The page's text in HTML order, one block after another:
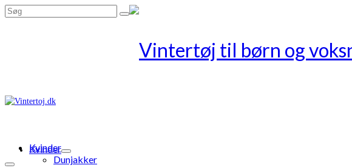
Search
Kvinder
Kvinder
Dunjakker